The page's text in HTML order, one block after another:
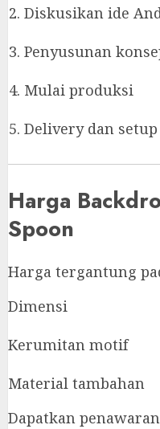
Diskusikan ide
Penyusunan
Mulai produksi
Delivery dan setup
Harga
Spoon
Harga tergantung
Dimensi
Kerumitan motif
Material tambahan
Dapatkan